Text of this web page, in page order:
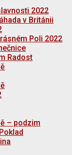
2022
v Británii
Poli 2022
Radost
– podzim